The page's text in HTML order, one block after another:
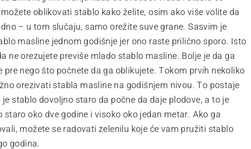
možete oblikovati stablo kako želite, osim ako više volite da
– u tom slučaju, samo orežite suve grane. Sasvim je
masline jednom godišnje jer ono raste prilično sporo. Isto
ne orezujete previše mlado stablo masline. Bolje je da ga
pre nego što počnete da ga oblikujete. Tokom prvih nekoliko
orezivati stabla masline na godišnjem nivou. To postaje
stablo dovoljno staro da počne da daje plodove, a to je
staro oko dve godine i visoko oko jedan metar. Ako ga
možete se radovati zelenilu koje će vam pružiti stablo
godina.